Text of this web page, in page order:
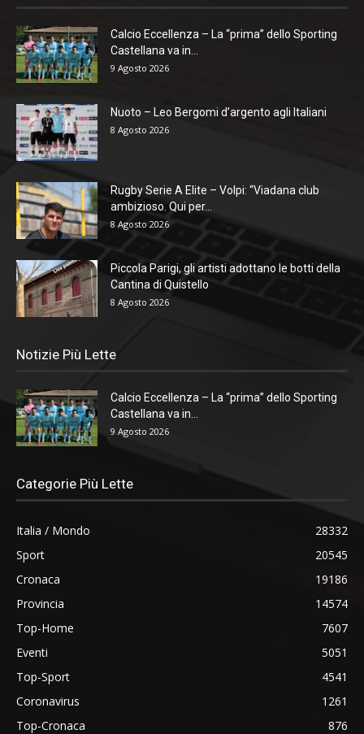
Calcio Eccellenza – La “prima” dello Sporting
Castellana va in...
9 Agosto 2026
Nuoto – Leo Bergomi d’argento agli Italiani
8 Agosto 2026
Rugby Serie A Elite – Volpi: “Viadana club
ambizioso. Qui per...
8 Agosto 2026
Piccola Parigi, gli artisti adottano le botti della
Cantina di Quistello
8 Agosto 2026
Notizie Più Lette
Calcio Eccellenza – La “prima” dello Sporting
Castellana va in...
9 Agosto 2026
Categorie Più Lette
Italia / Mondo
28332
Sport
20545
Cronaca
19186
Provincia
14574
Top-Home
7607
Eventi
5051
Top-Sport
4541
Coronavirus
1261
Top-Cronaca
876